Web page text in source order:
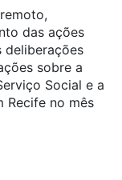
das ações
deliberações
sobre a
Social e a
Recife no mês